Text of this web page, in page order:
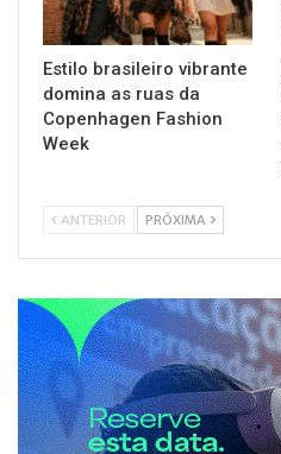
Estilo brasileiro vibrante
domina as ruas da
Copenhagen Fashion
Week
ANTERIOR PRÓXIMA